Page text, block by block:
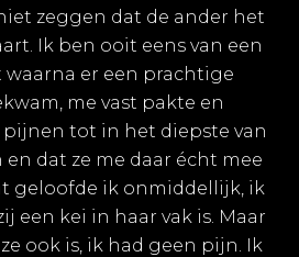
zeggen dat de ander het
Ik ben ooit eens van een
er een prachtige
me vast pakte en
tot in het diepste van
en dat ze me daar écht mee
geloofde ik onmiddellijk, ik
een kei in haar vak is. Maar
ook is, ik had geen pijn. Ik